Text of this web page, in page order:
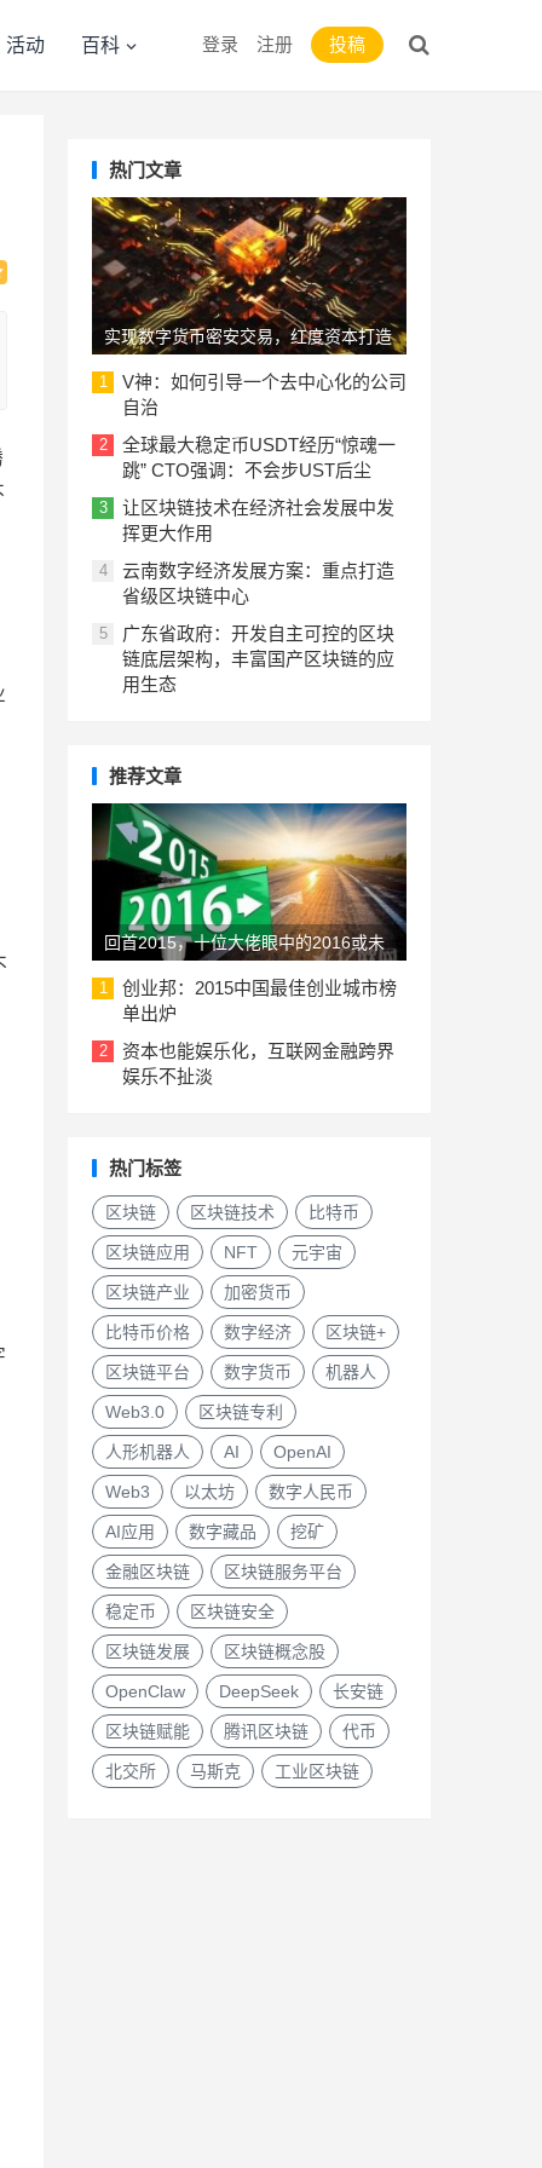
活动 百科 登录 注册 投稿
热门文章
实现数字货币密安交易，红度资本打造
PAP去中心化电子本票系统
1
V神：如何引导一个去中心化的公司
自治
2
全球最大稳定币USDT经历“惊魂一
跳” CTO强调：不会步UST后尘
3
让区块链技术在经济社会发展中发
挥更大作用
4
云南数字经济发展方案：重点打造
省级区块链中心
5
广东省政府：开发自主可控的区块
链底层架构，丰富国产区块链的应
用生态
推荐文章
回首2015，十位大佬眼中的2016或未
来的创业趋势
1
创业邦：2015中国最佳创业城市榜
单出炉
2
资本也能娱乐化，互联网金融跨界
娱乐不扯淡
热门标签
区块链 区块链技术 比特币
区块链应用 NFT 元宇宙
区块链产业 加密货币
比特币价格 数字经济 区块链+
区块链平台 数字货币 机器人
Web3.0 区块链专利
人形机器人 AI OpenAI
Web3 以太坊 数字人民币
AI应用 数字藏品 挖矿
金融区块链 区块链服务平台
稳定币 区块链安全
区块链发展 区块链概念股
OpenClaw DeepSeek 长安链
区块链赋能 腾讯区块链 代币
北交所 马斯克 工业区块链